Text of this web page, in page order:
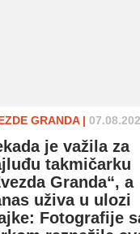
GRANDA|
je važila za
takmičarku
Granda“, a
uživa u ulozi
Fotografije